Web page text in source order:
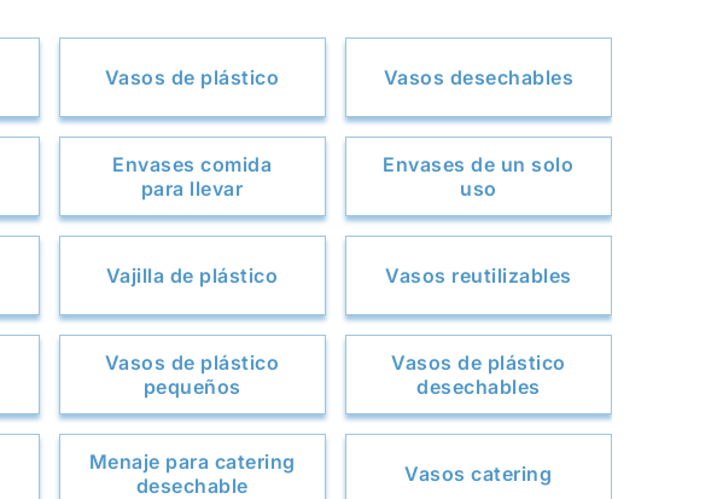
Vasos de plástico Vasos desechables
Envases comida
para llevar
Envases de un solo
uso
Vajilla de plástico Vasos reutilizables
Vasos de plástico
pequeños
Vasos de plástico
desechables
Menaje para catering
desechable
Vasos catering